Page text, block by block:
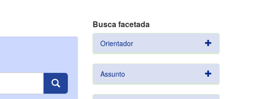
Busca facetada
Orientador
Assunto